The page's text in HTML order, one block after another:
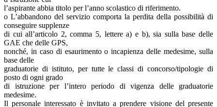
l’aspirante abbia titolo per l’anno scolastico di riferimento.
o L’abbandono del servizio comporta la perdita della possibilità di
conseguire supplenze
di cui all’articolo 2, comma 5, lettere a) e b), sia sulla base delle
GAE che delle GPS,
nonché, in caso di esaurimento o incapienza delle medesime, sulla
base delle
graduatorie di istituto, per tutte le classi di concorso/tipologie di
posto di ogni grado
di istruzione per l’intero periodo di vigenza delle graduatorie
medesime.
Il personale interessato è invitato a prendere visione del presente